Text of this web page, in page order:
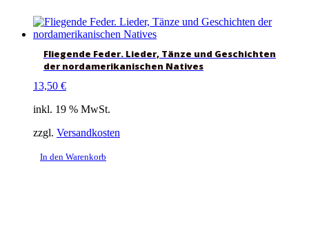
Fliegende Feder. Lieder, Tänze und Geschichten
der nordamerikanischen Natives
13,50 €
inkl. 19 % MwSt.
zzgl. Versandkosten
In den Warenkorb